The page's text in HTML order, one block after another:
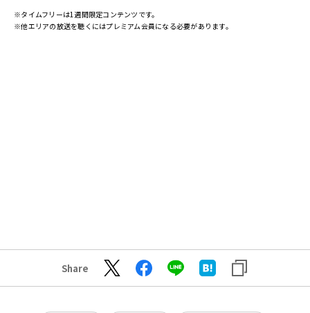
※タイムフリーは1週間限定コンテンツです。
※他エリアの放送を聴くにはプレミアム会員になる必要があります。
Share